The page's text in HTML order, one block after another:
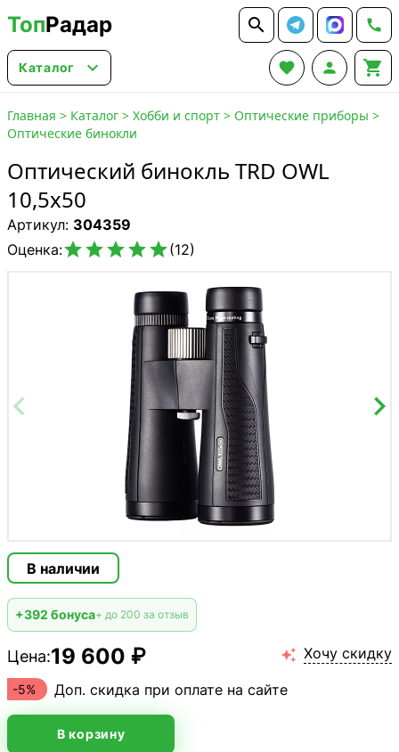
ТопРадар  
Каталог    
Главная > Каталог > Хобби и спорт > Оптические приборы >
Оптические бинокли
Оптический бинокль TRD OWL
10,5x50
Артикул: 304359
Оценка:(12)
В наличии
+392 бонуса+ до 200 за отзыв
Цена:19 600 ₽  Хочу скидку
-5% Доп. скидка при оплате на сайте
В корзину